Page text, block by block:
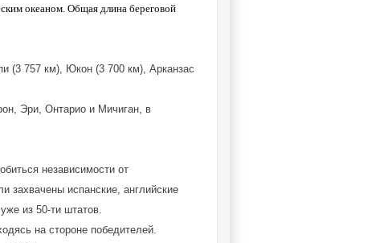
океаном. Общая длина береговой
(3 757 км), Юкон (3 700 км), Арканзас
Эри, Онтарио и Мичиган, в
независимости от
захвачены испанские, английские
из 50-ти штатов.
на стороне победителей.